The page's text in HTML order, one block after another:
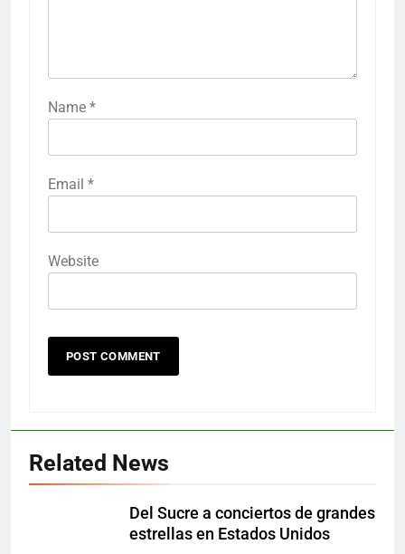
Name *
Email *
Website
Related News
Del Sucre a conciertos de grandes
estrellas en Estados Unidos